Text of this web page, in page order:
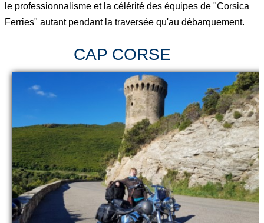
le professionnalisme et la célérité des équipes de "Corsica
Ferries" autant pendant la traversée qu'au débarquement.
CAP CORSE